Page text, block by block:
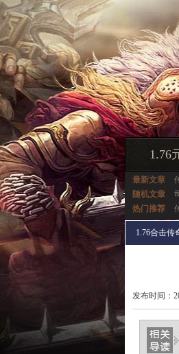
1.76
最新文章
随机文章
热门推荐
1.76合击传
发布时间：